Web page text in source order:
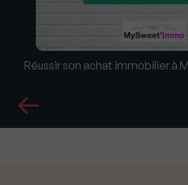
Réussir son achat immobilier à